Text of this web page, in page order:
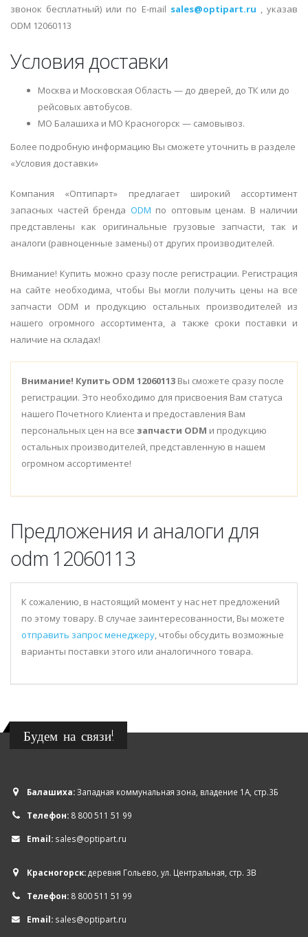
звонок бесплатный) или по E-mail sales@optipart.ru , указав
ODM 12060113
Условия доставки
Москва и Московская Область — до дверей, до ТК или до
рейсовых автобусов.
МО Балашиха и МО Красногорск — самовывоз.
Более подробную информацию Вы сможете уточнить в разделе
«Условия доставки»
Компания «Оптипарт» предлагает широкий ассортимент
запасных частей бренда ODM по оптовым ценам. В наличии
представлены как оригинальные грузовые запчасти, так и
аналоги (равноценные замены) от других производителей.
Внимание! Купить можно сразу после регистрации. Регистрация
на сайте необходима, чтобы Вы могли получить цены на все
запчасти ODM и продукцию остальных производителей из
нашего огромного ассортимента, а также сроки поставки и
наличие на складах!
Внимание! Купить ODM 12060113 Вы сможете сразу после
регистрации. Это необходимо для присвоения Вам статуса
нашего Почетного Клиента и предоставления Вам
персональных цен на все запчасти ODM и продукцию
остальных производителей, представленную в нашем
огромном ассортименте!
Предложения и аналоги для
odm 12060113
К сожалению, в настоящий момент у нас нет предложений
по этому товару. В случае заинтересованности, Вы можете
отправить запрос менеджеру, чтобы обсудить возможные
варианты поставки этого или аналогичного товара.
Будем на связи!
Балашиха:Западная коммунальная зона, владение 1А, стр.3Б
Телефон: 8 800 511 51 99
Email: sales@optipart.ru
Красногорск:деревня Гольево, ул. Центральная, стр. 3В
Телефон: 8 800 511 51 99
Email: sales@optipart.ru